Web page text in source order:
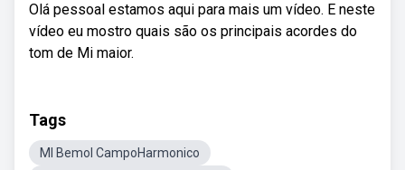
Olá pessoal estamos aqui para mais um vídeo. E neste
vídeo eu mostro quais são os principais acordes do
tom de Mi maior.
Tags
MI Bemol CampoHarmonico